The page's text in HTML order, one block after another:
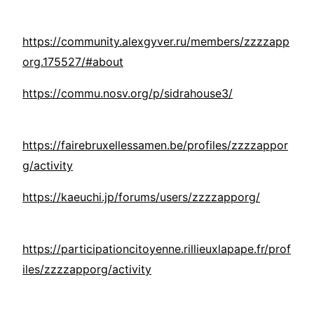
https://community.alexgyver.ru/members/zzzzapp
org.175527/#about
https://commu.nosv.org/p/sidrahouse3/
https://fairebruxellessamen.be/profiles/zzzzappor
g/activity
https://kaeuchi.jp/forums/users/zzzzapporg/
https://participationcitoyenne.rillieuxlapape.fr/prof
iles/zzzzapporg/activity